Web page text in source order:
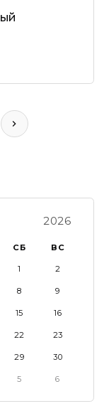
2026
СБ ВС
1 2
8 9
15 16
22 23
29 30
5 6